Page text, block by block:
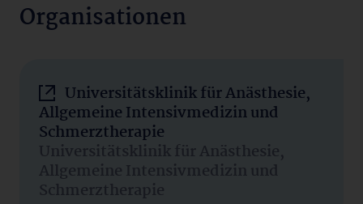
Organisationen
Universitätsklinik für Anästhesie,
Allgemeine Intensivmedizin und
Schmerztherapie
Universitätsklinik für Anästhesie,
Allgemeine Intensivmedizin und
Schmerztherapie